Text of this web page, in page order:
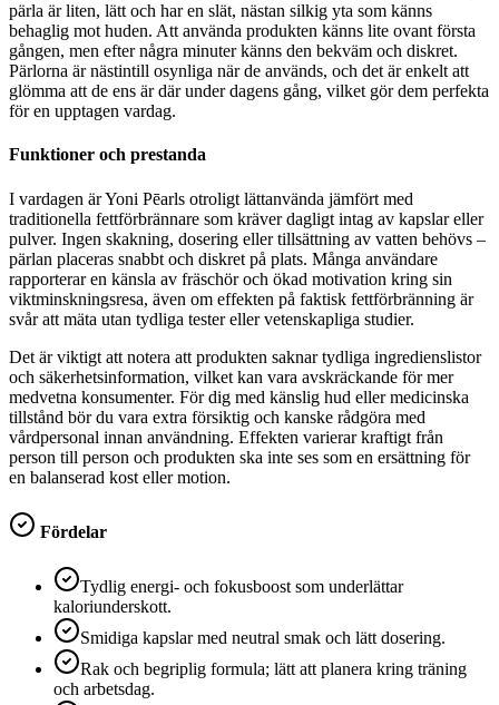
pärla är liten, lätt och har en slät, nästan silkig yta som känns
behaglig mot huden. Att använda produkten känns lite ovant första
gången, men efter några minuter känns den bekväm och diskret.
Pärlorna är nästintill osynliga när de används, och det är enkelt att
glömma att de ens är där under dagens gång, vilket gör dem perfekta
för en upptagen vardag.
Funktioner och prestanda
I vardagen är Yoni Pēarls otroligt lättanvända jämfört med
traditionella fettförbrännare som kräver dagligt intag av kapslar eller
pulver. Ingen skakning, dosering eller tillsättning av vatten behövs –
pärlan placeras snabbt och diskret på plats. Många användare
rapporterar en känsla av fräschör och ökad motivation kring sin
viktminskningsresa, även om effekten på faktisk fettförbränning är
svår att mäta utan tydliga tester eller vetenskapliga studier.
Det är viktigt att notera att produkten saknar tydliga ingredienslistor
och säkerhetsinformation, vilket kan vara avskräckande för mer
medvetna konsumenter. För dig med känslig hud eller medicinska
tillstånd bör du vara extra försiktig och kanske rådgöra med
vårdpersonal innan användning. Effekten varierar kraftigt från
person till person och produkten ska inte ses som en ersättning för
en balanserad kost eller motion.
Fördelar
Tydlig energi- och fokusboost som underlättar
kaloriunderskott.
Smidiga kapslar med neutral smak och lätt dosering.
Rak och begriplig formula; lätt att planera kring träning
och arbetsdag.